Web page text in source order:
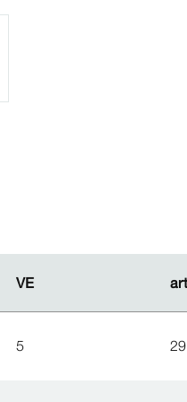
VE
VE
5